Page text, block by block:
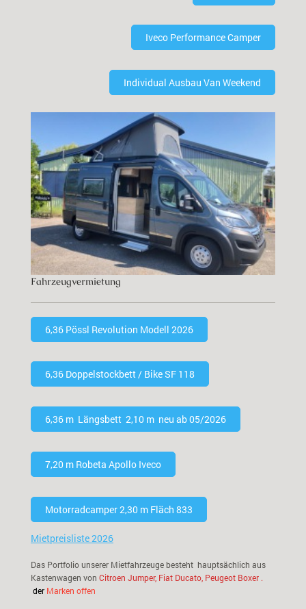
Iveco Performance Camper
Individual Ausbau Van Weekend
Fahrzeugvermietung
6,36 Pössl Revolution Modell 2026
6,36 Doppelstockbett / Bike SF 118
6,36 m Längsbett 2,10 m neu ab 05/2026
7,20 m Robeta Apollo Iveco
Motorradcamper 2,30 m Fläch 833
Mietpreisliste 2026
Das Portfolio unserer Mietfahrzeuge besteht hauptsächlich aus
Kastenwagen von Citroen Jumper, Fiat Ducato, Peugeot Boxer .
der Marken offen